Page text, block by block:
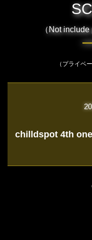
（Not
（プライベ
chilldspot 4th